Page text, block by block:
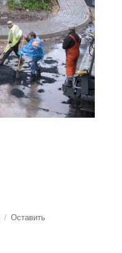
Оставить